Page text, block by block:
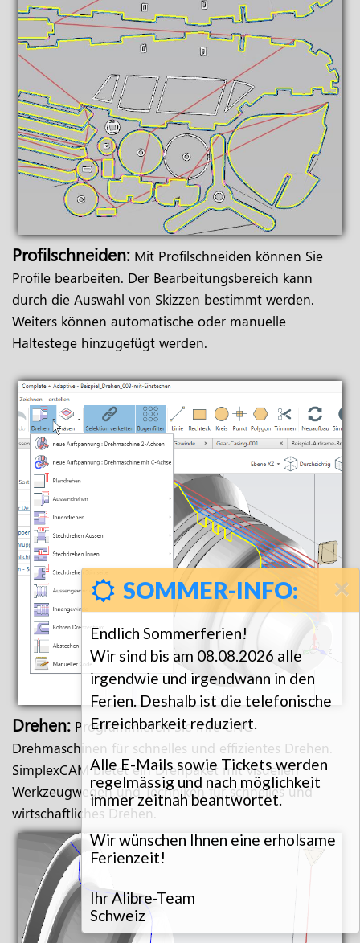
Profilschneiden: Mit Profilschneiden können Sie
Profile bearbeiten. Der Bearbeitungsbereich kann
durch die Auswahl von Skizzen bestimmt werden.
Weiters können automatische oder manuelle
Haltestege hinzugefügt werden.
Drehen: Programmieren Sie Ihre CNC-
Drehmaschinen für schnelles und effizientes Drehen.
SimplexCAM bietet ein Drehpaket mit visuellen
Werkzeugwegen und Techniken für schnelles und
wirtschaftliches Drehen.
SOMMER-INFO: ×
Endlich Sommerferien!
Wir sind bis am 08.08.2026 alle
irgendwie und irgendwann in den
Ferien. Deshalb ist die telefonische
Erreichbarkeit reduziert.
Alle E-Mails sowie Tickets werden
regelmässig und nach möglichkeit
immer zeitnah beantwortet.
Wir wünschen Ihnen eine erholsame
Ferienzeit!
Ihr Alibre-Team
Schweiz